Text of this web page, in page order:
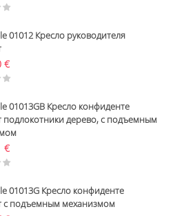
01012 Кресло руководителя
€
01013GB Кресло конфиденте
подлокотники дерево, с подъемным
€
01013G Кресло конфиденте
с подъемным механизмом